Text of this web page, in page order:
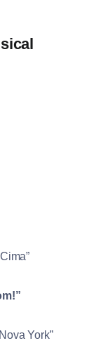
York”